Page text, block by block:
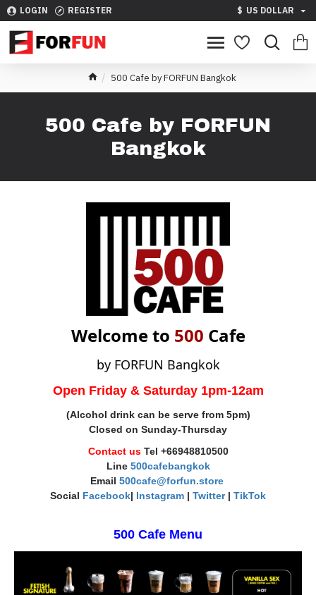
LOGIN REGISTER $ US DOLLAR
500 Cafe by FORFUN Bangkok
500 Cafe by FORFUN
Bangkok
Welcome to 500 Cafe
by FORFUN Bangkok
Open Friday & Saturday 1pm-12am
(Alcohol drink can be serve from 5pm)
Closed on Sunday-Thursday
Contact usTel +66948810500
Line 500cafebangkok
Email 500cafe@forfun.store
Social Facebook| Instagram | Twitter| TikTok
500 Cafe Menu